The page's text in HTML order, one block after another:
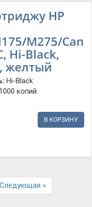
HP
M275/
Hi-Black,
желтый
Hi-Black
1000 копий
В КОРЗИНУ
Следующая »Next